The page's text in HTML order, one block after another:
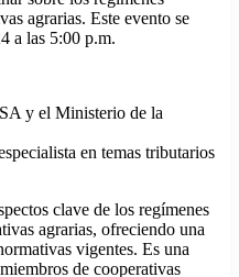
agrarias. Este evento se
a las 5:00 p.m.
y el Ministerio de la
en temas tributarios
clave de los regímenes
agrarias, ofreciendo una
vigentes. Es una
de cooperativas